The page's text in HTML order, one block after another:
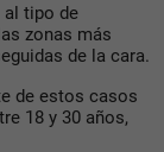
al tipo de
zonas más
de la cara.
de estos casos
18 y 30 años,